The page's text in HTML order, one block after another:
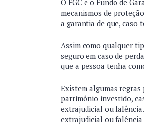
O FGC é o Fundo de
mecanismos de
a garantia de que, caso
Assim como qualquer
seguro em caso de
que a pessoa tenha
Existem algumas
patrimônio investido,
extrajudicial ou
extrajudicial ou